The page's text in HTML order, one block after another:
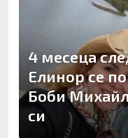
4 месеца
Елинор се
Боби
си